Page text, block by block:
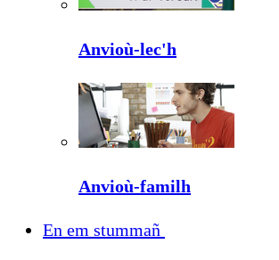
Anvioù-lec'h
Anvioù-familh
En em stummañ